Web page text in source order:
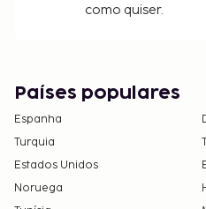
Não são permitidos
numerário em todas as
O alojamento
contacto.
como quiser.
Países populares
Espanha
Turquia
Estados Unidos
Noruega